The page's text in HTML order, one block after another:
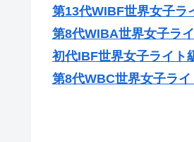
第13代WIBF世界女子ラ
第8代WIBA世界女子ラ
初代IBF世界女子ライト
第8代WBC世界女子ラ